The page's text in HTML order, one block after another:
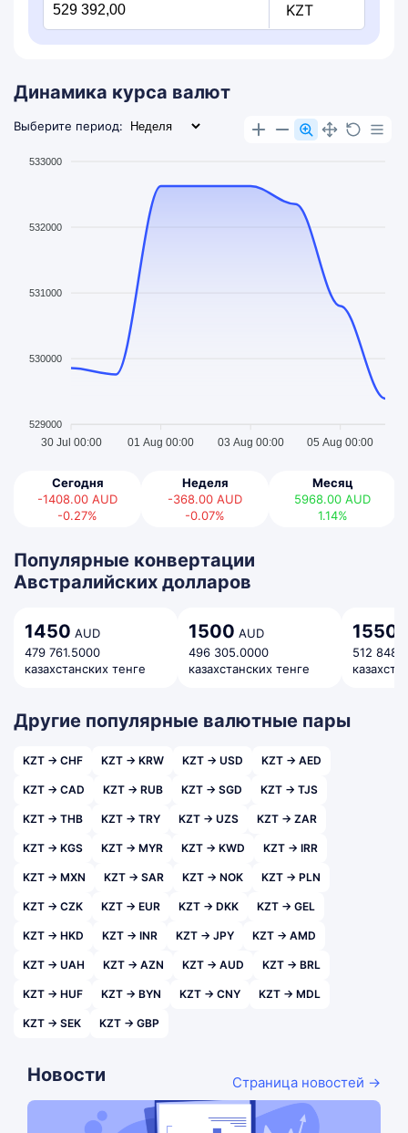
KZT
Динамика курса валют
Выберите период:
533000
532000
531000
530000
529000
30 Jul 00:00 01 Aug 00:00 03 Aug 00:00 05 Aug 00:00
Сегодня
-1408.00 AUD
-0.27%
Неделя
-368.00 AUD
-0.07%
Месяц
5968.00 AUD
1.14%
Популярные конвертации
Австралийских долларов
1450 AUD
479 761.5000
казахстанских тенге
1500 AUD
496 305.0000
казахстанских тенге
1550
512
Другие популярные валютные пары
KZT → CHF KZT → KRW KZT → USD KZT → AED
KZT → CAD KZT → RUB KZT → SGD KZT → TJS
KZT → THB KZT → TRY KZT → UZS KZT → ZAR
KZT → KGS KZT → MYR KZT → KWD KZT → IRR
KZT → MXN KZT → SAR KZT → NOK KZT → PLN
KZT → CZK KZT → EUR KZT → DKK KZT → GEL
KZT → HKD KZT → INR KZT → JPY KZT → AMD
KZT → UAH KZT → AZN KZT → AUD KZT → BRL
KZT → HUF KZT → BYN KZT → CNY KZT → MDL
KZT → SEK KZT → GBP
Новости Страница новостей →